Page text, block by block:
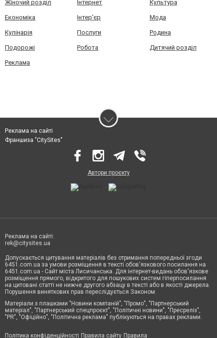
Жіночий розділ Інтернет Культура
Економіка Інтер'єр Мода
Кулінарія Послуги Родина
Подорожі Робота Дитячий розділ
Реклама
Реклама на сайті
Франшиза "CitySites"
Автори проєкту
Реклама на сайті:
rek@citysites.ua
Допускається цитування матеріалів без отримання попередньої згоди
6451.com.ua за умови розміщення в тексті обов'язкового посилання на
6451.com.ua - Сайт міста Лисичанська. Для інтернет-видань обов'язкове
розміщення прямого, відкритого для пошукових систем гіперпосилання
на цитовані статті не нижче другого абзацу в тексті або в якості джерела.
Порушення виняткових прав переслідується Законом.
Матеріали з плашками "Новини компаній", "Промо", "Партнерський
матеріал", "Партнерський спецпроєкт", "Політичні новини", "Пресреліз",
"PR", "Офіційно", "Політична реклама" публікуються на правах реклами.
Політика конфіденційності Правила сайту Правила